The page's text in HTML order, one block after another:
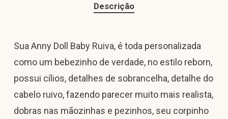
Descrição
Sua Anny Doll Baby Ruiva, é toda personalizada
como um bebezinho de verdade, no estilo reborn,
possui cílios, detalhes de sobrancelha, detalhe do
cabelo ruivo, fazendo parecer muito mais realista,
dobras nas mãozinhas e pezinhos, seu corpinho